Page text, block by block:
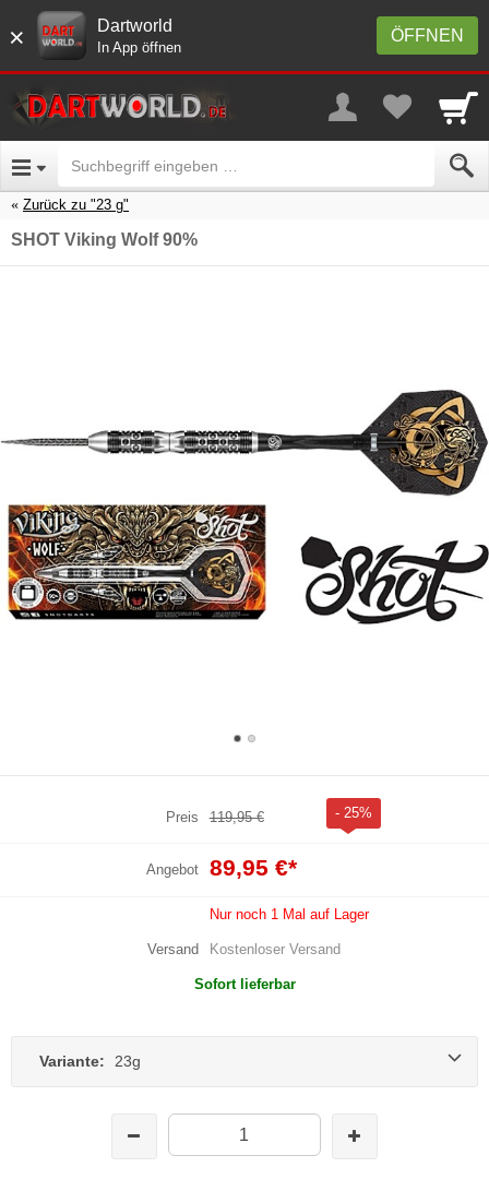
× ÖFFNEN
Dartworld
In App öffnen
Zurück zu "23 g"
SHOT Viking Wolf 90%
Preis 119,95 € - 25%
Angebot 89,95 €*
Nur noch 1 Mal auf Lager
Versand Kostenloser Versand
Sofort lieferbar
Variante: 23g